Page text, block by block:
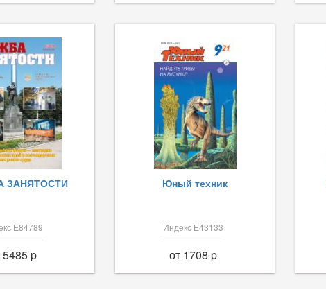
ЗАНЯТОСТИ
Е84789
5485 p
Юный техник
Индекс Е43133
от 1708 p